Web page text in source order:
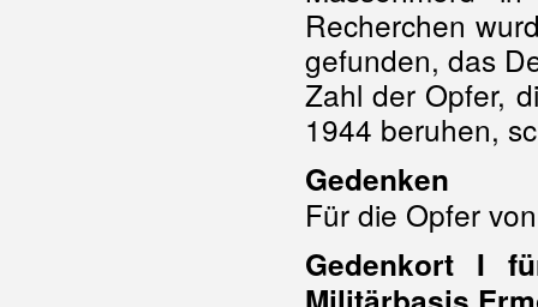
Recherchen
gefunden, das
Zahl der Opfer,
1944 beruhen,
Gedenken
Für die Opfer
Gedenkort I